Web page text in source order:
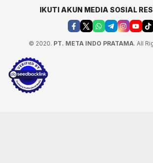
IKUTI AKUN MEDIA SOSIAL
© 2020. PT. META INDO PRATAMA. All